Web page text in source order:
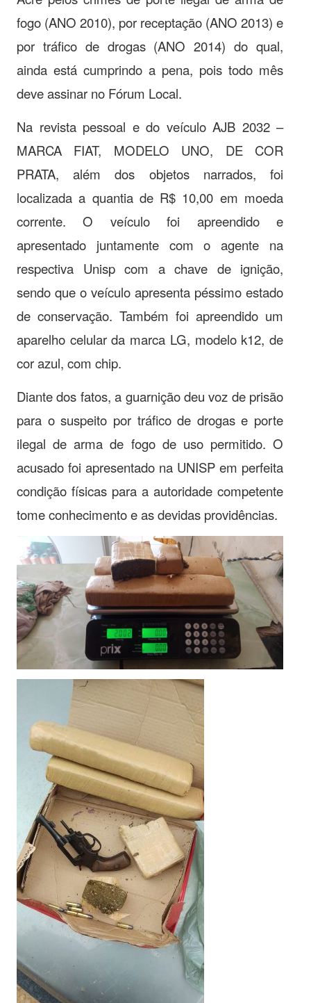
fogo (ANO 2010), por receptação (ANO 2013) e
por tráfico de drogas (ANO 2014) do qual,
ainda está cumprindo a pena, pois todo mês
deve assinar no Fórum Local.
Na revista pessoal e do veículo AJB 2032 –
MARCA FIAT, MODELO UNO, DE COR
PRATA, além dos objetos narrados, foi
localizada a quantia de R$ 10,00 em moeda
corrente. O veículo foi apreendido e
apresentado juntamente com o agente na
respectiva Unisp com a chave de ignição,
sendo que o veículo apresenta péssimo estado
de conservação. Também foi apreendido um
aparelho celular da marca LG, modelo k12, de
cor azul, com chip.
Diante dos fatos, a guarnição deu voz de prisão
para o suspeito por tráfico de drogas e porte
ilegal de arma de fogo de uso permitido. O
acusado foi apresentado na UNISP em perfeita
condição físicas para a autoridade competente
tome conhecimento e as devidas providências.